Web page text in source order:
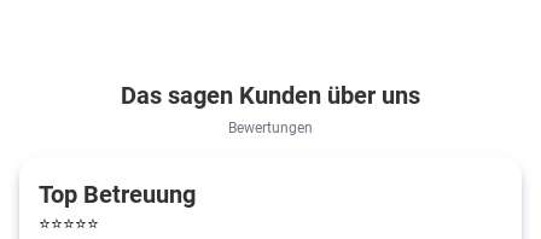
Das sagen Kunden über uns
Bewertungen
Top Betreuung
⭐⭐⭐⭐⭐